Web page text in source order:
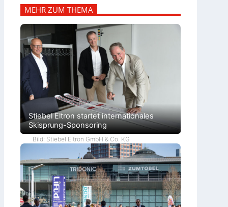
MEHR ZUM THEMA
Stiebel Eltron startet internationales
Skisprung-Sponsoring
Bild: Stiebel Eltron GmbH & Co. KG